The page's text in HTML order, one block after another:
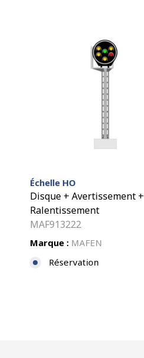
Échelle HO
Disque + Avertissement +
Ralentissement
MAF913222
Marque : MAFEN
Réservation